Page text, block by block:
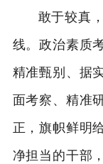
敢于较真
线。政治素质
精准甄别、据
面考察、精准
正，旗帜鲜明
净担当的干部